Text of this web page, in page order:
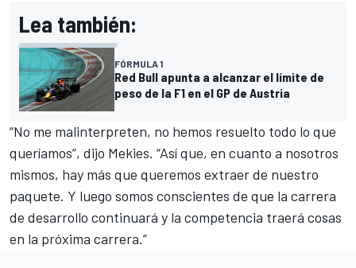
Lea también:
FÓRMULA 1
Red Bull apunta a alcanzar el límite de
peso de la F1 en el GP de Austria
“No me malinterpreten, no hemos resuelto todo lo que
queríamos”, dijo Mekies. “Así que, en cuanto a nosotros
mismos, hay más que queremos extraer de nuestro
paquete. Y luego somos conscientes de que la carrera
de desarrollo continuará y la competencia traerá cosas
en la próxima carrera.”